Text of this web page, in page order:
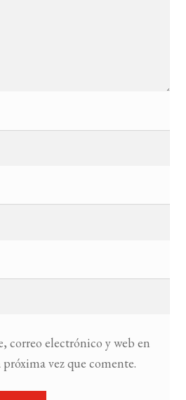
correo electrónico y web en
vez que comente.